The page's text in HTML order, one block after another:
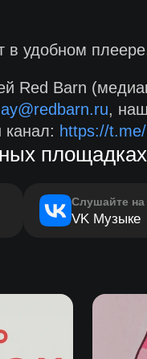
в удобном
Red Barn
,
https://
площадках
Слушайте на
VK Музыке